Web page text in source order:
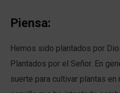
Piensa:
Hemos sido plantados por
Plantados por el Señor. En
suerte para cultivar plantas en